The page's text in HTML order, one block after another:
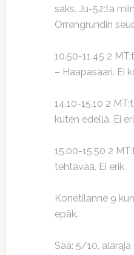
saks. Ju-52:ta
Orrengrundin
10.50-11.45 2
– Haapasaari. Ei
14.10-15.10 2
kuten edellä. Ei
15.00-15.50 2
tehtävää. Ei erik.
Konetilanne 9
epäk.
Sää: 5/10,